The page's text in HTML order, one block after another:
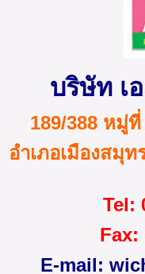
บริษัท เ
189/388 หมู่
อำเภอเมืองสมุ
Tel:
Fax:
E-mail: